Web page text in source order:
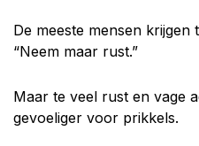
De meeste mensen krijgen
“Neem maar rust.”
Maar te veel rust en vage
gevoeliger voor prikkels.